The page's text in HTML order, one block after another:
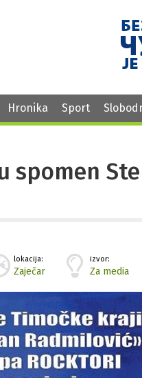
Hronika Sport
spomen
lokacija:
Zaječar
izvor:
Za media